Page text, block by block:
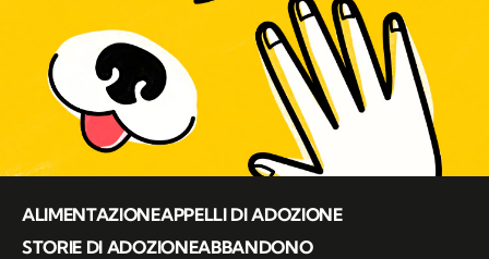
ALIMENTAZIONEAPPELLI DI ADOZIONE
STORIE DI ADOZIONEABBANDONO